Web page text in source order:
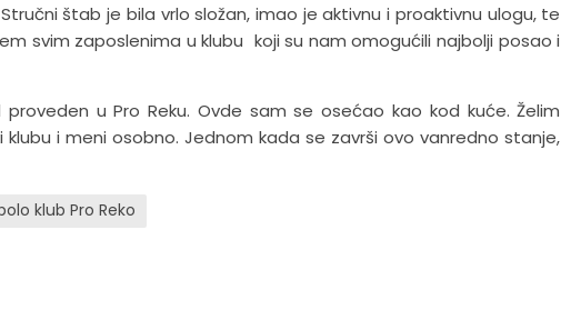
štab je bila vrlo složan, imao je aktivnu i proaktivnu ulogu, te
svim zaposlenima u klubu koji su nam omogućili najbolji posao i
u Pro Reku. Ovde sam se osećao kao kod kuće. Želim
i meni osobno. Jednom kada se završi ovo vanredno stanje,
klub Pro Reko